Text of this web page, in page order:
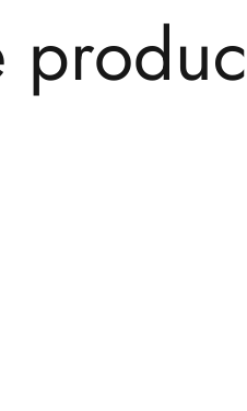
produc